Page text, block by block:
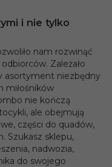
i nie tylko
nam rozwinąć
Zależało
asortyment niezbędny
miłośników
nie kończą
ale obejmują
części do quadów,
Szukasz sklepu,
nadwozia,
do swojego